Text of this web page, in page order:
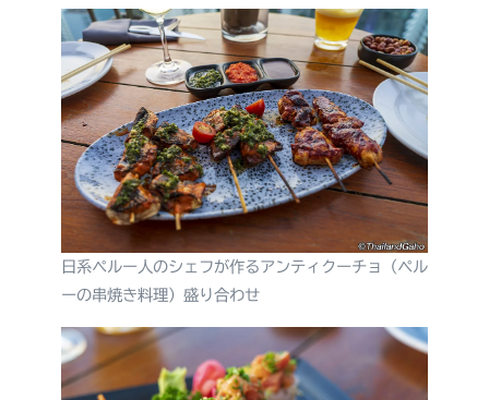
日系ペルー人のシェフが作るアンティクーチョ（ペル
ーの串焼き料理）盛り合わせ